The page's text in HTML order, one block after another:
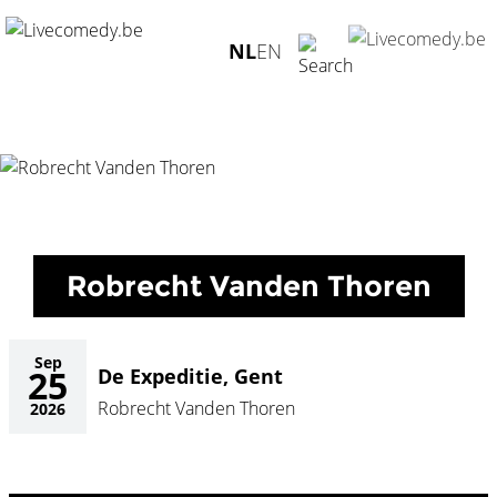
NLEN
Home/Agenda/ Robrecht Vanden Thoren
De Expeditie,
Robrecht Vanden Thoren
Sep
25
2026
De Expeditie, Gent
Robrecht Vanden Thoren